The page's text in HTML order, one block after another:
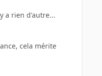
a rien d'autre...
cela mérite